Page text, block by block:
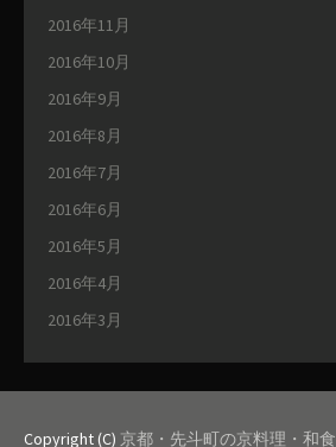
2016年11月
2016年10月
2016年9月
2016年8月
2016年7月
2016年6月
2016年5月
2016年4月
2016年3月
Copyright (C) 京都・先斗町の京料理・和